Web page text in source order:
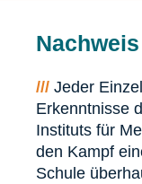
/// Jeder
Erkenntnisse
Instituts für
den Kampf
Schule